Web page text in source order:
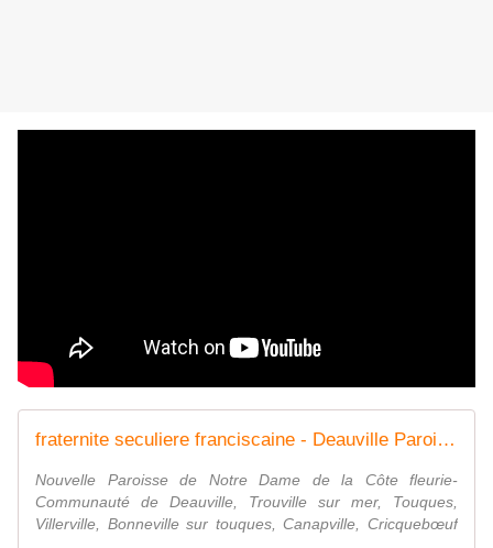
fraternite seculiere franciscaine - Deauville Paroisse Notre Dame de la Côte fleurie
Nouvelle Paroisse de Notre Dame de la Côte fleurie-
Communauté de Deauville, Trouville sur mer, Touques,
Villerville, Bonneville sur touques, Canapville, Cricquebœuf